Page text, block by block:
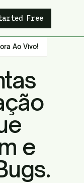
Free
Ao Vivo!
e